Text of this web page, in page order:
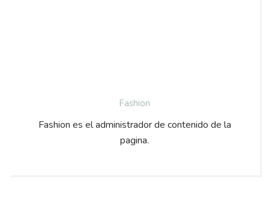
Fashion
Fashion es el administrador de contenido de la
pagina.